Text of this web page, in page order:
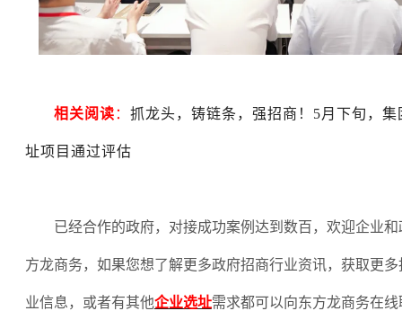
相关阅读 ： 抓龙头，铸链条，强招商！5月下旬，
址项目通过评估
已经合作的政府，对接成功案例达到数百，欢迎企业
方龙商务，如果您想了解更多政府招商行业资讯，获取更
业信息，或者有其他企业选址需求都可以向东方龙商务在